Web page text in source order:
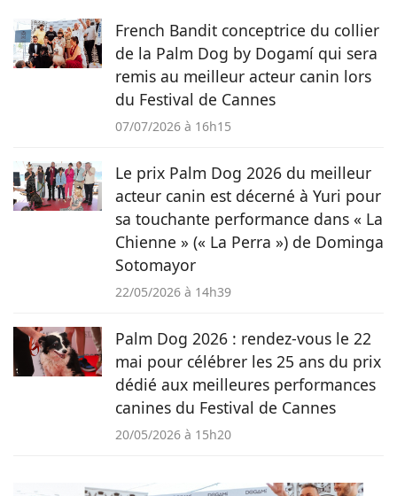
choisi de se former au sein du magazine Pets Dating pour
intégrer une communauté qui partage sa passion.
French Bandit conceptrice du collier
de la Palm Dog by Dogamí qui sera
remis au meilleur acteur canin lors
du Festival de Cannes
07/07/2026 à 16h15
Le prix Palm Dog 2026 du meilleur
acteur canin est décerné à Yuri pour
sa touchante performance dans « La
Chienne » (« La Perra ») de Dominga
Sotomayor
22/05/2026 à 14h39
Palm Dog 2026 : rendez-vous le 22
mai pour célébrer les 25 ans du prix
dédié aux meilleures performances
canines du Festival de Cannes
20/05/2026 à 15h20